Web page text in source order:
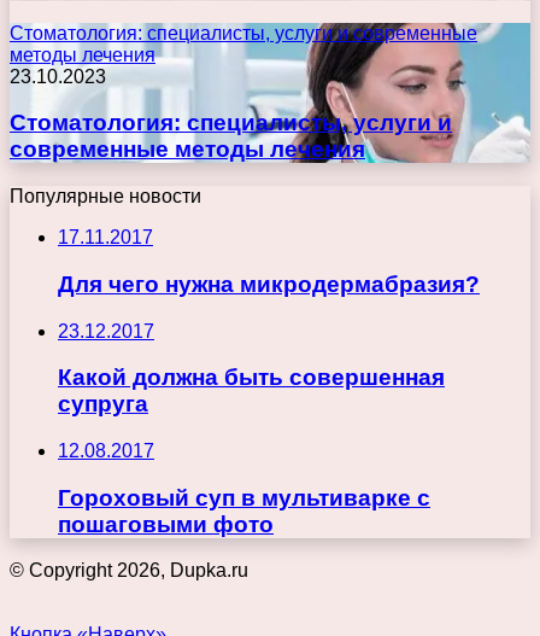
Стоматология: специалисты, услуги и современные
методы лечения
23.10.2023
Стоматология: специалисты, услуги и
современные методы лечения
Популярные новости
17.11.2017
Для чего нужна микродермабразия?
23.12.2017
Какой должна быть совершенная
супруга
12.08.2017
Гороховый суп в мультиварке с
пошаговыми фото
© Copyright 2026, Dupka.ru